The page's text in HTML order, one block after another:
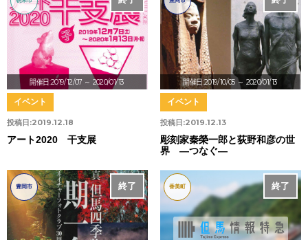
開催日:2019/12/07 ～ 2020/01/13
投稿日:2019.12.18
イベント
アート2020 干支展
開催日:2019/10/05 ～ 2020/01/13
投稿日:2019.12.13
イベント
彫刻家秦榮一郎と荻野和彦の世
界 ―つなぐ―
終了
豊岡市 終了
香美町